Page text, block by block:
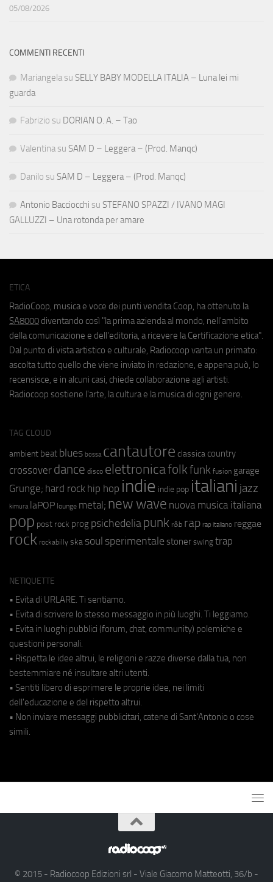
05/08/2026
COMMENTI RECENTI
Mariangela su SELLY BABY MODELLA ITALIA – Luna lei mi
guarda
Fabrizio su DORIAN O. A. – Tao
Valentina su SAM D – Leggera – (Prod. Manqc)
Danilo su SAM D – Leggera – (Prod. Manqc)
Antonio Bacciocchi su STEFANO SPAZZI / IVANO MAGI
GALLUZZI – Una rotonda per amare
ETICA
RadioCoop, musica e voce dei punti vendita Coop, ha ottenuto la
SA8000 diventando così "la prima azienda al mondo, nell'ambito
della comunicazione e dell'editoria, a ricevere la Certificazione etica".
Dal punto di vista artistico e culturale, Radiocoop vanta un primato:
ascolta tutto quello che viene inviato in redazione, e appena può, lo
recensisce, e in alcuni casi, chiede collaborazione agli artisti.
Radiocoop sostiene l'arte, la cultura e la musica di ogni genere.
TAG CLOUD
ambient beat blues bossa cantautore classica country
crossover dance disco elettronicafolkfunk fusion garage
Grunge; hard rock hip hop indie indie pop italiani jazz
kimura laPOP lounge metal; new wave nuova musica italiana
pop post rock prog psichedeliapunk r&b rap rap italiano reggae
rock rockabilly ska soul sperimentale stoner swing trap
NETIQUETTE
• Evita di URLARE. Ti sentiamo.
• Evita di scrivere lo stesso messaggio in più luoghi. Ti leggiamo.
• Evita in luoghi pubblici (forum, chat, community) polemiche e
questioni personali.
• Rispetta le idee altrui, le religioni e razze diverse dalla tua, non
bestemmiare né insultare altri utenti.
• Sentiti libero di esprimere le proprie idee, nei limiti
dell'educazione e del rispetto altrui.
• Non inviare messaggi pubblicitari, catene di Sant'Antonio o cose
simili.
© 2015 - Radiocoop Edizioni srl - Viale Giacomo Matteotti, 36/b -